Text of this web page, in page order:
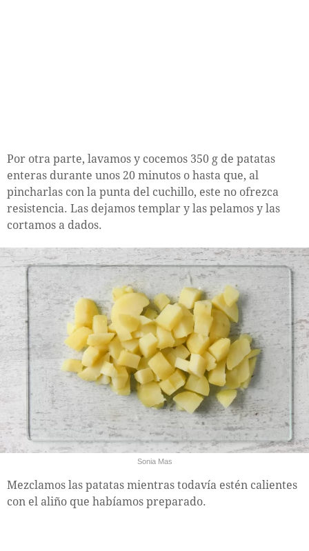
Por otra parte, lavamos y cocemos 350 g de patatas
enteras durante unos 20 minutos o hasta que, al
pincharlas con la punta del cuchillo, este no ofrezca
resistencia. Las dejamos templar y las pelamos y las
cortamos a dados.
Sonia Mas
Mezclamos las patatas mientras todavía estén calientes
con el aliño que habíamos preparado.